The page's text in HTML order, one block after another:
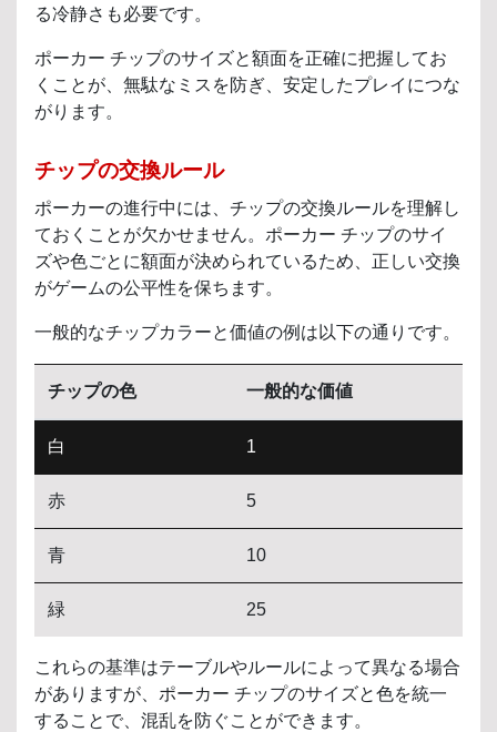
る冷静さも必要です。
ポーカー チップのサイズと額面を正確に把握してお
くことが、無駄なミスを防ぎ、安定したプレイにつな
がります。
チップの交換ルール
ポーカーの進行中には、チップの交換ルールを理解し
ておくことが欠かせません。ポーカー チップのサイ
ズや色ごとに額面が決められているため、正しい交換
がゲームの公平性を保ちます。
一般的なチップカラーと価値の例は以下の通りです。
チップの色 一般的な価値
白 1
赤 5
青 10
緑 25
これらの基準はテーブルやルールによって異なる場合
がありますが、ポーカー チップのサイズと色を統一
することで、混乱を防ぐことができます。